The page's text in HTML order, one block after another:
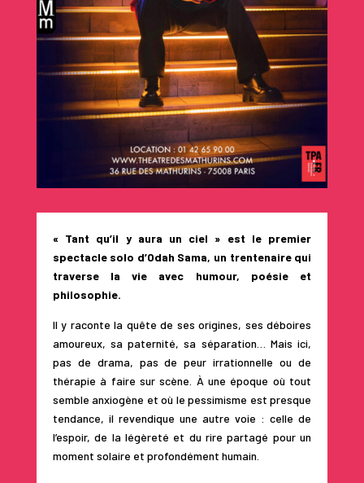
« Tant qu’il y aura un ciel » est le premier
spectacle solo d’Odah Sama, un trentenaire qui
traverse la vie avec humour, poésie et
philosophie.
Il y raconte la quête de ses origines, ses déboires
amoureux, sa paternité, sa séparation… Mais ici,
pas de drama, pas de peur irrationnelle ou de
thérapie à faire sur scène. À une époque où tout
semble anxiogène et où le pessimisme est presque
tendance, il revendique une autre voie : celle de
l’espoir, de la légèreté et du rire partagé pour un
moment solaire et profondément humain.